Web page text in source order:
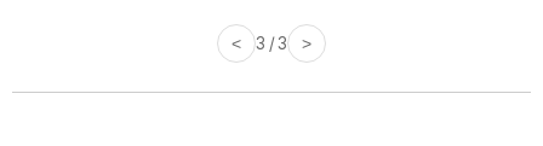
< 3 / 3 >